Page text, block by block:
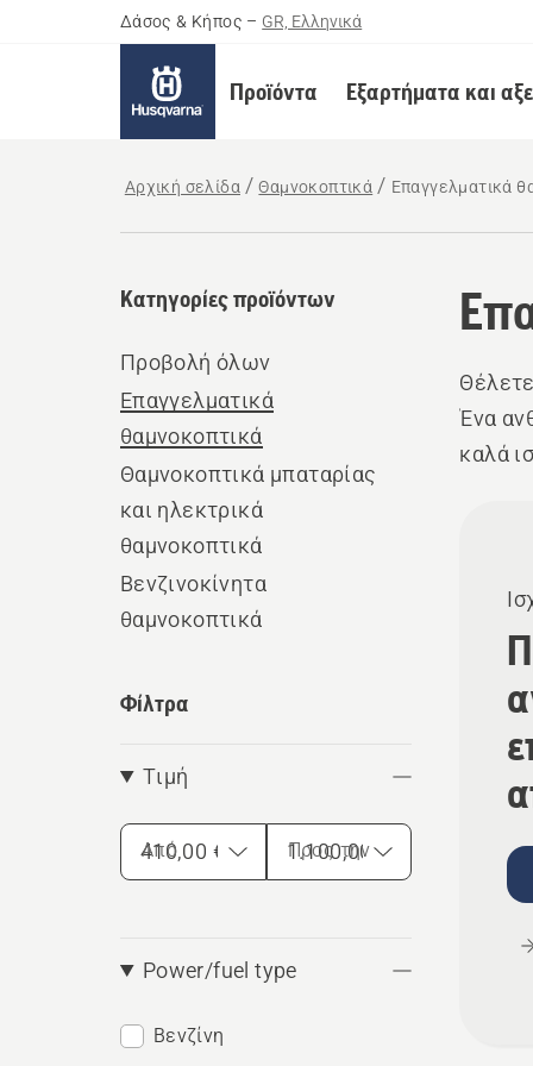
Δάσος & Κήπος – GR, Ελληνικά
Προϊόντα Εξαρτήματα και
Αρχική σελίδα Θαμνοκοπτικά Επαγγελματικά
Κατηγορίες προϊόντων
Προβολή όλων
Επαγγελματικά
θαμνοκοπτικά
Θαμνοκοπτικά μπαταρίας
και ηλεκτρικά
θαμνοκοπτικά
Βενζινοκίνητα
θαμνοκοπτικά
Φίλτρα
Τιμή
Από Προς την
Power/fuel type
Βενζίνη
Ένα
καλά